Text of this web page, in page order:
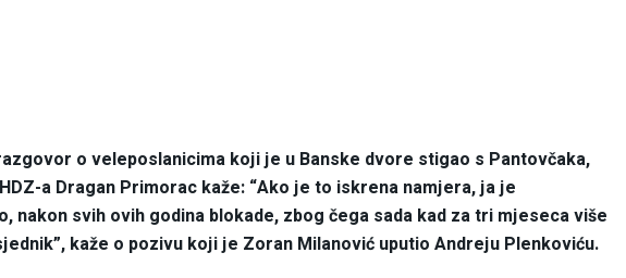
o veleposlanicima koji je u Banske dvore stigao s Pantovčaka,
a Dragan Primorac kaže: “Ako je to iskrena namjera, ja je
nakon svih ovih godina blokade, zbog čega sada kad za tri mjeseca više
kaže o pozivu koji je Zoran Milanović uputio Andreju Plenkoviću.